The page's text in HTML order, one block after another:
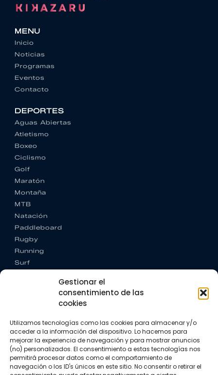
Gestionar el
consentimiento de las
cookies
Utilizamos tecnologías como las cookies para almacenar y/o
acceder a la información del dispositivo. Lo hacemos para
mejorar la experiencia de navegación y para mostrar anuncios
(no) personalizados. El consentimiento a estas tecnologías nos
permitirá procesar datos como el comportamiento de
navegación o los ID's únicos en este sitio. No consentir o retirar el
MENU
Inicio
Noticias
Programas
Eventos
Contacto
DEPORTES
Aguas Abiertas
Atletismo
Boxeo
Ciclismo
Golf
Maratón
Montaña
MTB
Natación
Paddleboard
Rugby
Running
Surf
CONTACTO
+34 662 342 177
info@vkssport.com
SÍGUENOS